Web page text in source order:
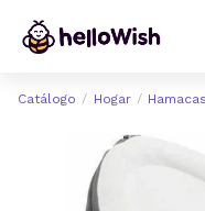
Catálogo Hogar